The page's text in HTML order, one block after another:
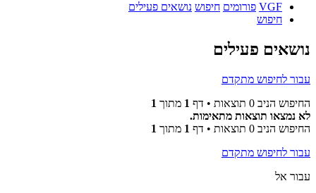
VGF פורומים חיפוש נושאים פעילים
חיפוש
נושאים פעילים
עבור לחיפוש מתקדם
החיפוש הניב 0 תוצאות • דף
1 מתוך 1
לא נמצאו תוצאות מתאימות.
החיפוש הניב 0 תוצאות • דף
1 מתוך 1
עבור לחיפוש מתקדם
עבור אל